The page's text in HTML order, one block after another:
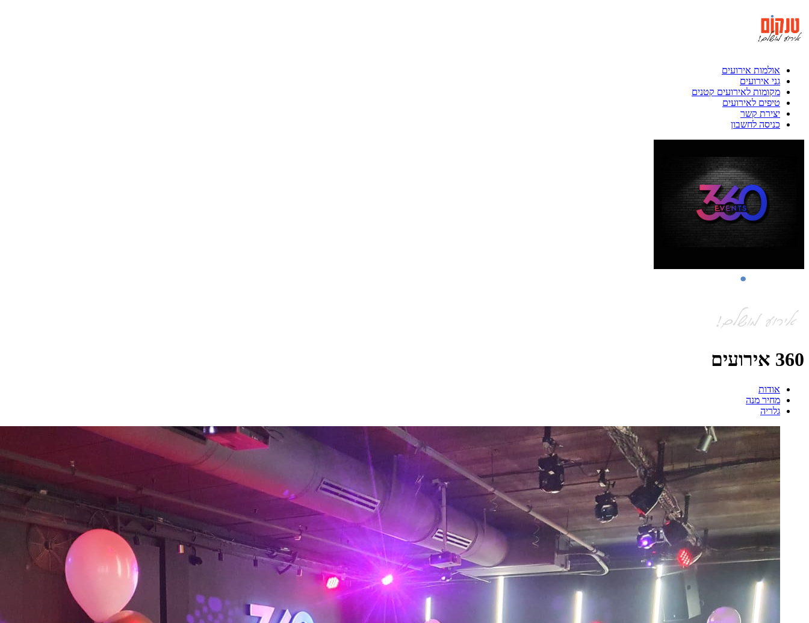
אולמות אירועים
גני אירועים
מקומות לאירועים קטנים
טיפים לאירועים
יצירת קשר
כניסה לחשבון
360 אירועים
אודות
מחיר מנה
גלריה